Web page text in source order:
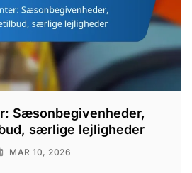
Sæsonbegivenheder,
særlige lejligheder
MAR 10, 2026